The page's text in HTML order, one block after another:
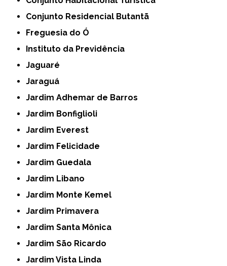
Conjunto Residencial Butantã
Freguesia do Ó
Instituto da Previdência
Jaguaré
Jaraguá
Jardim Adhemar de Barros
Jardim Bonfiglioli
Jardim Everest
Jardim Felicidade
Jardim Guedala
Jardim Libano
Jardim Monte Kemel
Jardim Primavera
Jardim Santa Mônica
Jardim São Ricardo
Jardim Vista Linda